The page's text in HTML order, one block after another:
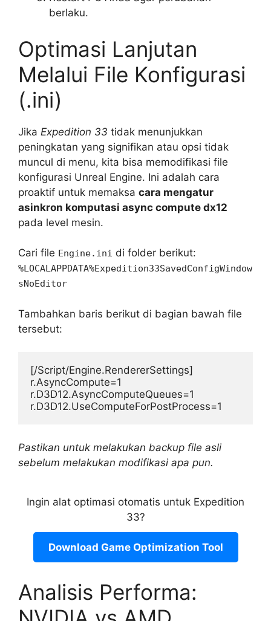
berlaku.
Optimasi Lanjutan
Melalui File Konfigurasi
(.ini)
Jika Expedition 33 tidak menunjukkan
peningkatan yang signifikan atau opsi tidak
muncul di menu, kita bisa memodifikasi file
konfigurasi Unreal Engine. Ini adalah cara
proaktif untuk memaksa cara mengatur
asinkron komputasi async compute dx12
pada level mesin.
Cari file Engine.ini di folder berikut:
%LOCALAPPDATA%Expedition33SavedConfigWindow
sNoEditor
Tambahkan baris berikut di bagian bawah file
tersebut:
[/Script/Engine.RendererSettings]
r.AsyncCompute=1
r.D3D12.AsyncComputeQueues=1
Pastikan untuk melakukan backup file asli
sebelum melakukan modifikasi apa pun.
Ingin alat optimasi otomatis untuk Expedition
33?
Download Game Optimization Tool
Analisis Performa: